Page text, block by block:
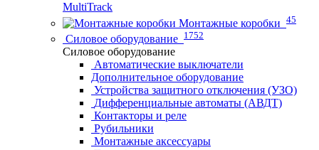
MultiTrack
Монтажные коробки 45
Силовое оборудование 1752
Силовое оборудование
Автоматические выключатели
Дополнительное оборудование
Устройства защитного отключения (УЗО)
Дифференциальные автоматы (АВДТ)
Контакторы и реле
Рубильники
Монтажные аксессуары